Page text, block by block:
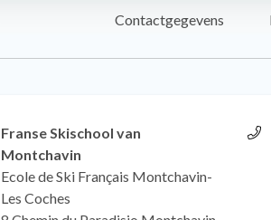
Contactgegevens
Franse Skischool van
Montchavin
Ecole de Ski Français Montchavin-
Les Coches